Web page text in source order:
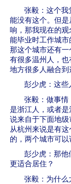
张毅：这个我
能没有这个。但
响，那我现在的
能毕业时工作城市
那这个城市还有
有很多温州人，
地方很多人融合到
彭少虎：这些
张毅：做事情
是浙江人，或者
说来自于下面地级
从杭州来说是有
的，两个城市可以
彭少虎：那他
更适合居住？
张毅：为什么